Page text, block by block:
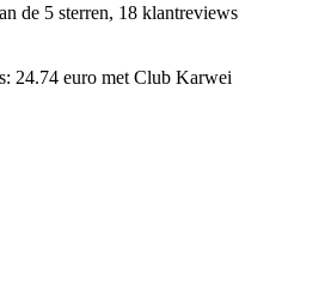
de 5 sterren, 18 klantreviews
24.74 euro met Club Karwei